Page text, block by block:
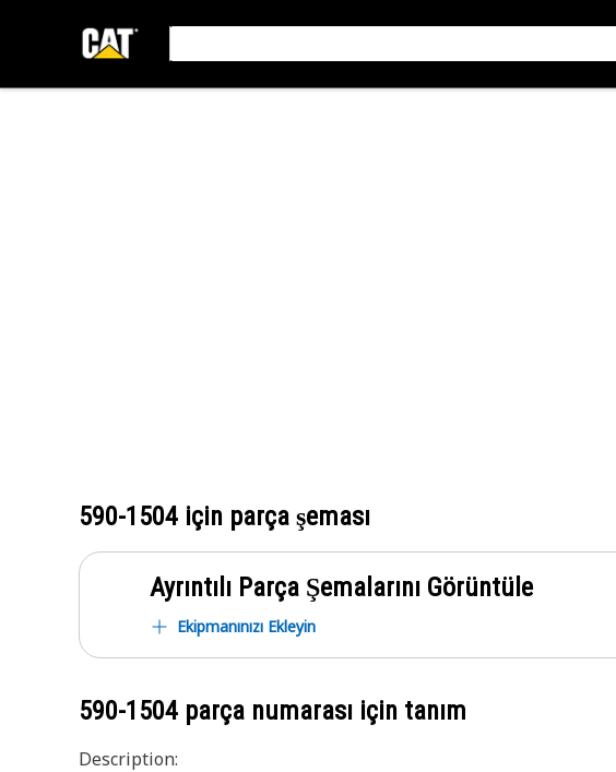
590-1504 için parça şeması
Ayrıntılı Parça Şemalarını Görüntüle
Ekipmanınızı Ekleyin
590-1504 parça numarası için tanım
Description: